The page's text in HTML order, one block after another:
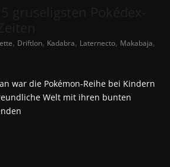
, Driftlon, Kadabra, Laternecto, Makabaja,
war die Pokémon-Reihe bei Kindern
Welt mit ihren bunten